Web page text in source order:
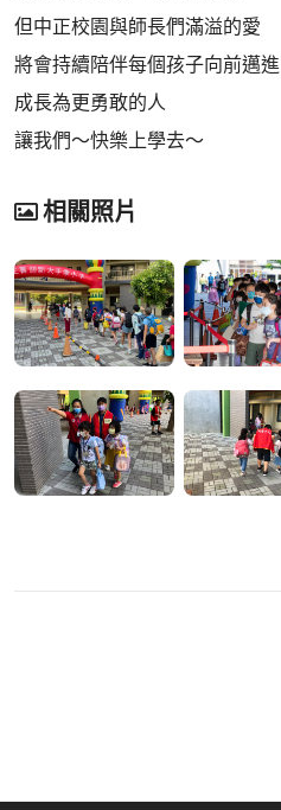
但中正校園與師長們滿溢的愛
將會持續陪伴每個孩子向前邁進
成長為更勇敢的人
讓我們～快樂上學去～
相關照片